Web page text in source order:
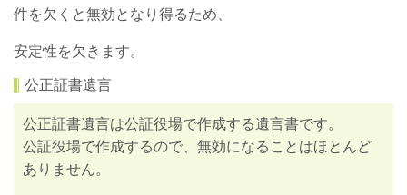
件を欠くと無効となり得るため、
安定性を欠きます。
公正証書遺言
公正証書遺言は公証役場で作成する遺言書です。
公証役場で作成するので、無効になることはほとんど
ありません。